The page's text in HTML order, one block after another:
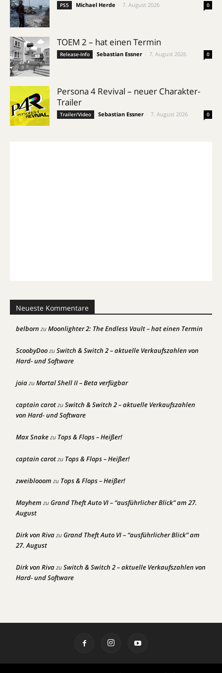
PS5 Michael Herde 7. August 2026 0
TOEM 2 – hat einen Termin
Release-Info Sebastian Essner 7. August 2026 0
Persona 4 Revival – neuer Charakter-
Trailer
Trailer/Video Sebastian Essner 7. August 2026 0
Neueste Kommentare
belborn zuMoonlighter 2: The Endless Vault – hat einen Termin
ScoobyDoozuSwitch & Switch 2 – aktuelle Verkaufszahlen von
Hard- und Software
joiazuMortal Shell II – Beta verfügbar
captain carotzuSwitch & Switch 2 – aktuelle Verkaufszahlen
von Hard- und Software
Max Snakezu Tops & Flops – Heißer!
captain carotzu Tops & Flops – Heißer!
zweiblooom zu Tops & Flops – Heißer!
Mayhem zuGrand Theft Auto VI – “ausführlicher Blick” am 27.
August
Dirk von RivazuGrand Theft Auto VI – “ausführlicher Blick” am
27. August
Dirk von RivazuSwitch & Switch 2 – aktuelle Verkaufszahlen von
Hard- und Software